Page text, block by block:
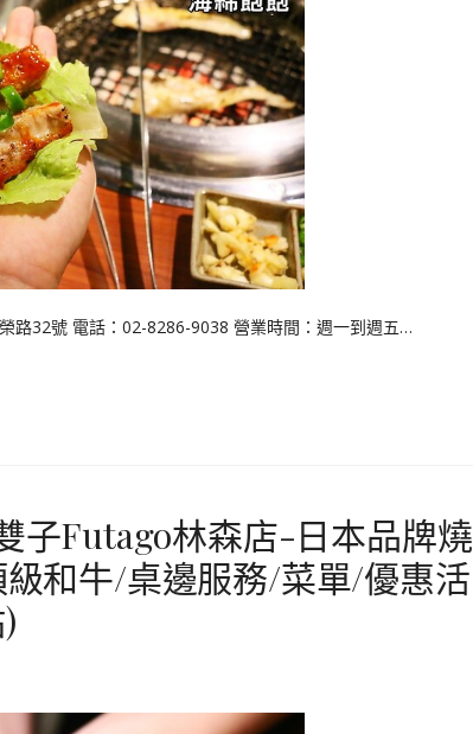
路32號 電話：02-8286-9038 營業時間：週一到週五…
子Futago林森店-日本品牌燒
和牛/桌邊服務/菜單/優惠活